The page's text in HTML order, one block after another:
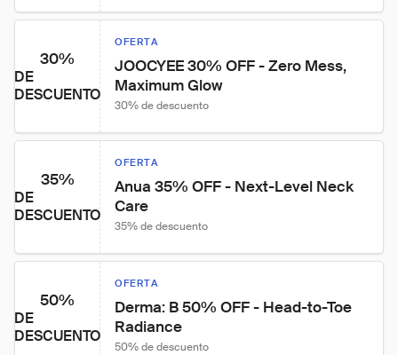
30%
DE
DESCUENTO
OFERTA
JOOCYEE 30% OFF - Zero Mess,
Maximum Glow
30% de descuento
35%
DE
DESCUENTO
OFERTA
Anua 35% OFF - Next-Level Neck
Care
35% de descuento
50%
DE
DESCUENTO
OFERTA
Derma: B 50% OFF - Head-to-Toe
Radiance
50% de descuento